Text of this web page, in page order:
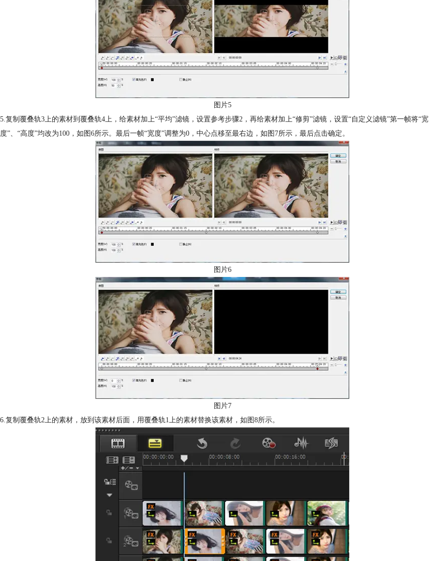
图片5
5.复制覆叠轨3上的素材到覆叠轨4上，给素材加上“平均”滤镜，设置参考步骤2，再给素材加上“修剪”滤镜，设置“自定义滤镜”第一帧将“宽
度”、“高度”均改为100，如图6所示。最后一帧“宽度”调整为0，中心点移至最右边，如图7所示，最后点击确定。
图片6
图片7
6.复制覆叠轨2上的素材，放到该素材后面，用覆叠轨1上的素材替换该素材，如图8所示。